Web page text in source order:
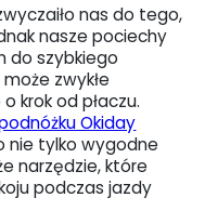
nas do tego,
nasze pociechy
do szybkiego
zwykłe
krok od płaczu.
Okiday
nie tylko wygodne
narzędzie, które
podczas jazdy